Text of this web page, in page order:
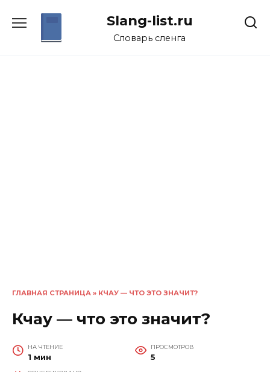
Slang-list.ru
Словарь сленга
ГЛАВНАЯ СТРАНИЦА » КЧАУ — ЧТО ЭТО ЗНАЧИТ?
Кчау — что это значит?
НА ЧТЕНИЕ
1 мин
ПРОСМОТРОВ
5